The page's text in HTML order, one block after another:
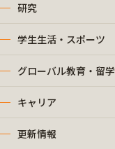
研究
学生生活・スポーツ
グローバル教育・留学
キャリア
更新情報